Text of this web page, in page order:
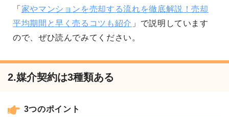
「 家やマンションを売却する流れを徹底解説！売却
平均期間と早く売るコツも紹介 」で説明しています
ので、ぜひ読んでみてください。
2.媒介契約は3種類ある
3つのポイント